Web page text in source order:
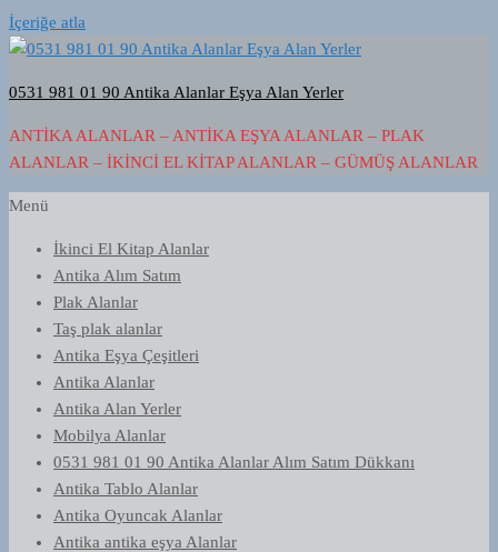
İçeriğe atla
0531 981 01 90 Antika Alanlar Eşya Alan Yerler
ANTIKA ALANLAR – ANTIKA EŞYA ALANLAR – PLAK
ALANLAR – İKINCI EL KITAP ALANLAR – GÜMÜŞ ALANLAR
Menü
İkinci El Kitap Alanlar
Antika Alım Satım
Plak Alanlar
Taş plak alanlar
Antika Eşya Çeşitleri
Antika Alanlar
Antika Alan Yerler
Mobilya Alanlar
0531 981 01 90 Antika Alanlar Alım Satım Dükkanı
Antika Tablo Alanlar
Antika Oyuncak Alanlar
Antika antika eşya Alanlar